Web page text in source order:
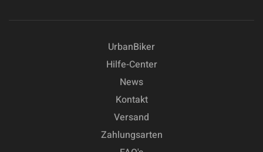
UrbanBiker
Hilfe-Center
News
Kontakt
Versand
Zahlungsarten